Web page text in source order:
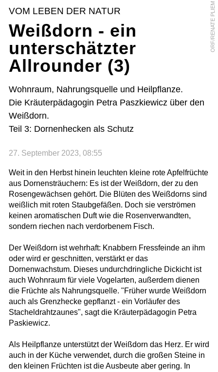
ORF/RENATE PLIEM
VOM LEBEN DER NATUR
Weißdorn - ein
unterschätzter
Allrounder (3)
Wohnraum, Nahrungsquelle und Heilpflanze.
Die Kräuterpädagogin Petra Paszkiewicz über den
Weißdorn.
Teil 3: Dornenhecken als Schutz
27. September 2023, 08:55
Weit in den Herbst hinein leuchten kleine rote Apfelfrüchte
aus Dornensträuchern: Es ist der Weißdorn, der zu den
Rosengewächsen gehört. Die Blüten des Weißdorns sind
weißlich mit roten Staubgefäßen. Doch sie verströmen
keinen aromatischen Duft wie die Rosenverwandten,
sondern riechen nach verdorbenem Fisch.
Der Weißdorn ist wehrhaft: Knabbern Fressfeinde an ihm
oder wird er geschnitten, verstärkt er das
Dornenwachstum. Dieses undurchdringliche Dickicht ist
auch Wohnraum für viele Vogelarten, außerdem dienen
die Früchte als Nahrungsquelle. "Früher wurde Weißdorn
auch als Grenzhecke gepflanzt - ein Vorläufer des
Stacheldrahtzaunes", sagt die Kräuterpädagogin Petra
Paskiewicz.
Als Heilpflanze unterstützt der Weißdorn das Herz. Er wird
auch in der Küche verwendet, durch die großen Steine in
den kleinen Früchten ist die Ausbeute aber gering. In